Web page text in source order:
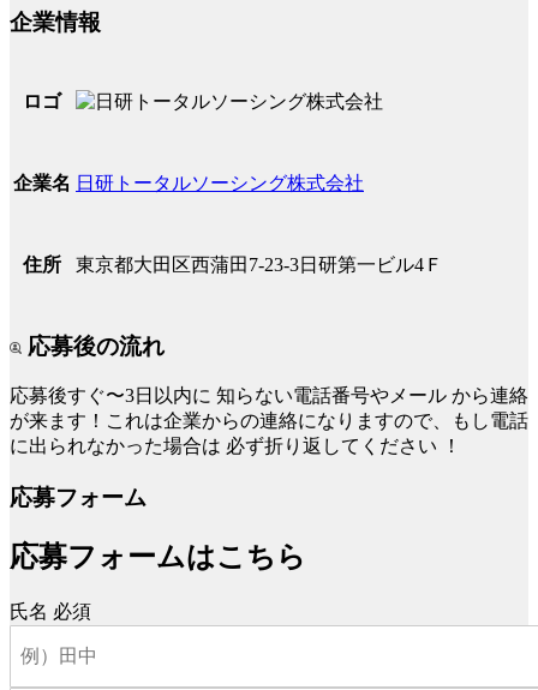
企業情報
ロゴ
企業名 日研トータルソーシング株式会社
住所 東京都大田区西蒲田7-23-3日研第一ビル4Ｆ
応募後の流れ
応募後すぐ〜3日以内に 知らない電話番号やメール から連絡
が来ます！これは企業からの連絡になりますので、もし電話
に出られなかった場合は 必ず折り返してください ！
応募フォーム
応募フォームはこちら
氏名 必須